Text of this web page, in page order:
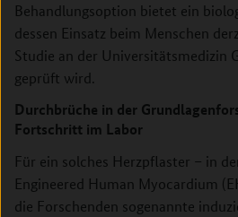
Behandlungsoption bietet ein
dessen Einsatz beim Menschen
Studie an der Universitätsmedizin
geprüft wird.
Durchbrüche in der
Fortschritt im Labor
Für ein solches Herzpflaster – in
Engineered Human Myocardium
die Forschenden sogenannte